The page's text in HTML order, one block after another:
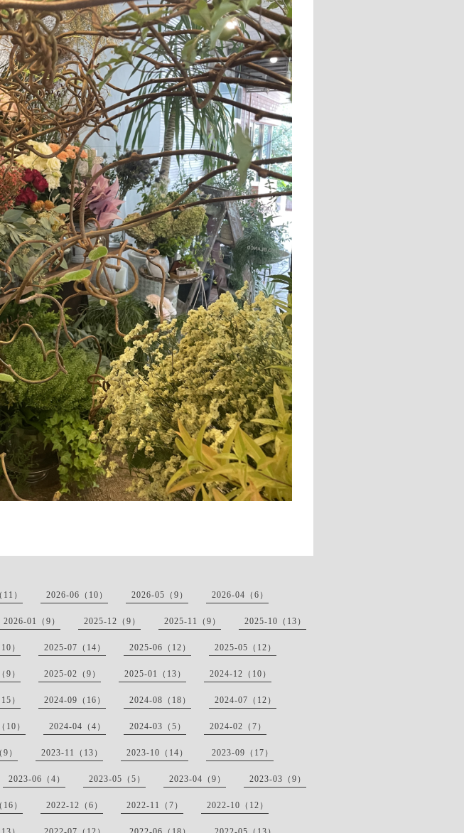
） 2026-06（10） 2026-05（9） 2026-04（6）
2026-01（9） 2025-12（9） 2025-11（9） 2025-10（13）
） 2025-07（14） 2025-06（12） 2025-05（12）
9） 2025-02（9） 2025-01（13） 2024-12（10）
） 2024-09（16） 2024-08（18） 2024-07（12）
10） 2024-04（4） 2024-03（5） 2024-02（7）
） 2023-11（13） 2023-10（14） 2023-09（17）
2023-06（4） 2023-05（5） 2023-04（9） 2023-03（9）
） 2022-12（6） 2022-11（7） 2022-10（12）